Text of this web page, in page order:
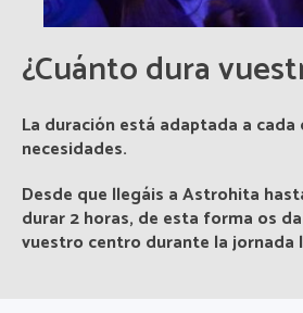
¿Cuánto dura
La duración está adaptada a cada
necesidades.
Desde que llegáis a Astrohita
durar 2 horas, de esta forma os
vuestro centro durante la jornada